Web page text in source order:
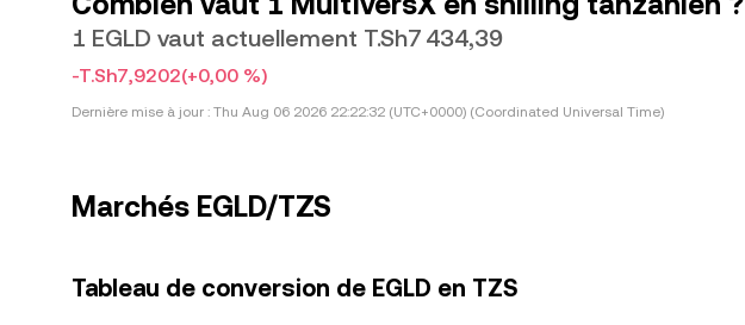
1 EGLD vaut actuellement T.Sh7 434,39
-T.Sh7,9202(+0,00 %)
Dernière mise à jour : Thu Aug 06 2026 22:22:32 (UTC+0000) (Coordinated Universal Time)
Marchés EGLD/TZS
Tableau de conversion de EGLD en TZS